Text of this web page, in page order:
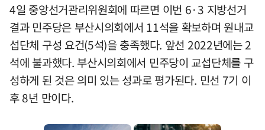
4일 중앙선거관리위원회에 따르면 이번 6·3 지방선거
결과 민주당은 부산시의회에서 11석을 확보하며 원내교
섭단체 구성 요건(5석)을 충족했다. 앞선 2022년에는 2
석에 불과했다. 부산시의회에서 민주당이 교섭단체를 구
성하게 된 것은 의미 있는 성과로 평가된다. 민선 7기 이
후 8년 만이다.